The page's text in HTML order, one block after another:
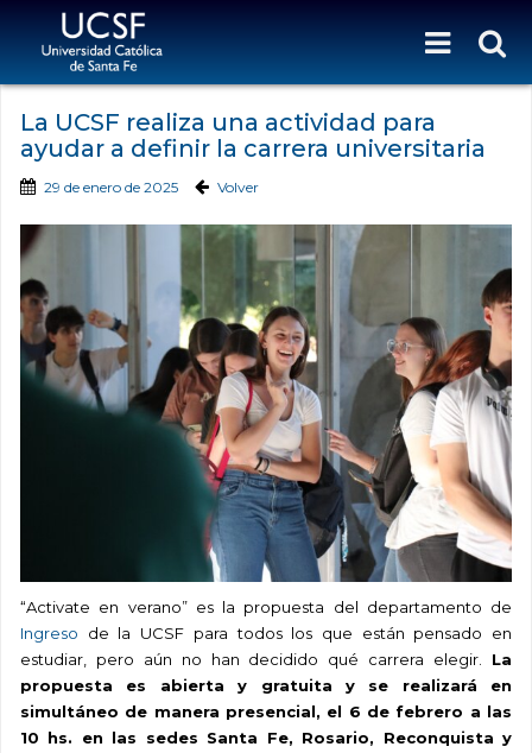
La UCSF realiza una actividad para
ayudar a definir la carrera universitaria
29 de enero de 2025 Volver
“Activate en verano” es la propuesta del departamento de
Ingreso de la UCSF para todos los que están pensado en
estudiar, pero aún no han decidido qué carrera elegir. La
propuesta es abierta y gratuita y se realizará en
simultáneo de manera presencial, el 6 de febrero a las
10 hs. en las sedes Santa Fe, Rosario, Reconquista y